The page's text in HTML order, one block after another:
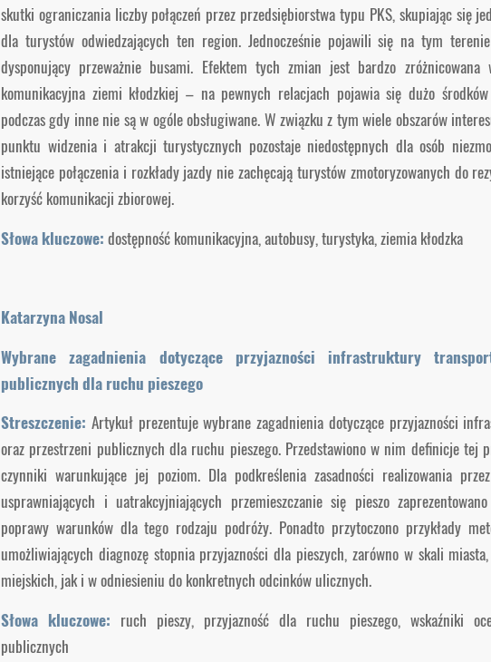
skutki ograniczania liczby połączeń przez przedsiębiorstwa typu PKS, skupiając się
dla turystów odwiedzających ten region. Jednocześnie pojawili się na tym
dysponujący przeważnie busami. Efektem tych zmian jest bardzo zróżnicowana
komunikacyjna ziemi kłodzkiej – na pewnych relacjach pojawia się dużo
podczas gdy inne nie są w ogóle obsługiwane. W związku z tym wiele obszarów
punktu widzenia i atrakcji turystycznych pozostaje niedostępnych dla osób
istniejące połączenia i rozkłady jazdy nie zachęcają turystów zmotoryzowanych do
korzyść komunikacji zbiorowej.
Słowa kluczowe:dostępność komunikacyjna, autobusy, turystyka, ziemia kłodzka
Katarzyna Nosal
Wybrane zagadnienia dotyczące przyjazności infrastruktury
publicznych dla ruchu pieszego
Streszczenie: Artykuł prezentuje wybrane zagadnienia dotyczące przyjazności
oraz przestrzeni publicznych dla ruchu pieszego. Przedstawiono w nim definicje tej
czynniki warunkujące jej poziom. Dla podkreślenia zasadności realizowania
usprawniających i uatrakcyjniających przemieszczanie się pieszo
poprawy warunków dla tego rodzaju podróży. Ponadto przytoczono przykłady
umożliwiających diagnozę stopnia przyjazności dla pieszych, zarówno w skali
miejskich, jak i w odniesieniu do konkretnych odcinków ulicznych.
Słowa kluczowe: ruch pieszy, przyjazność dla ruchu pieszego, wskaźniki
publicznych